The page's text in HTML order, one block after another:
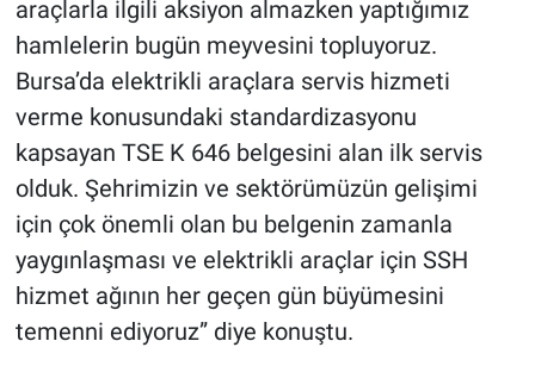
araçlarla ilgili aksiyon almazken yaptığımız
hamlelerin bugün meyvesini topluyoruz.
Bursa’da elektrikli araçlara servis hizmeti
verme konusundaki standardizasyonu
kapsayan TSE K 646 belgesini alan ilk servis
olduk. Şehrimizin ve sektörümüzün gelişimi
için çok önemli olan bu belgenin zamanla
yaygınlaşması ve elektrikli araçlar için SSH
hizmet ağının her geçen gün büyümesini
temenni ediyoruz” diye konuştu.